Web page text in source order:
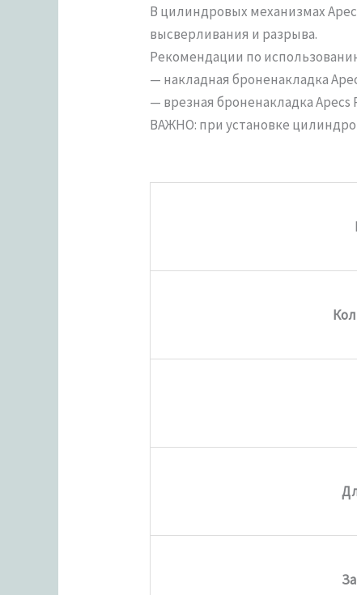
В цилиндровых механизмах
высверливания и разрыва.
Рекомендации по
— накладная броненакладка
— врезная броненакладка Apecs
ВАЖНО: при установке